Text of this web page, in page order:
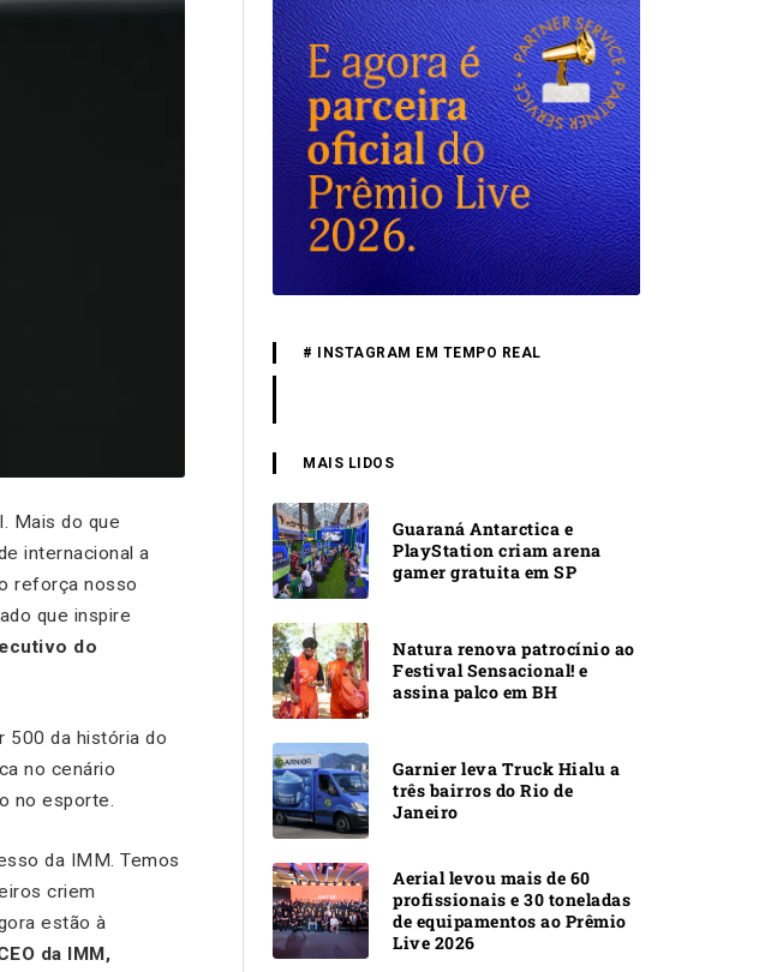
Mais do que
internacional a
reforça nosso
que inspire
do
500 da história do
no cenário
no esporte.
da IMM. Temos
criem
estão à
da IMM,
# INSTAGRAM EM TEMPO REAL
MAIS LIDOS
Guaraná Antarctica e
PlayStation criam arena
gamer gratuita em SP
Natura renova patrocínio ao
Festival Sensacional! e
assina palco em BH
Garnier leva Truck Hialu a
três bairros do Rio de
Janeiro
Aerial levou mais de 60
profissionais e 30 toneladas
de equipamentos ao Prêmio
Live 2026